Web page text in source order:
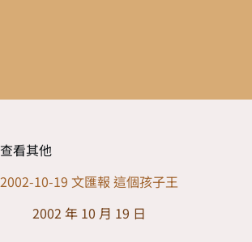
查看其他
2002-10-19 文匯報 這個孩子王
2002 年 10 月 19 日